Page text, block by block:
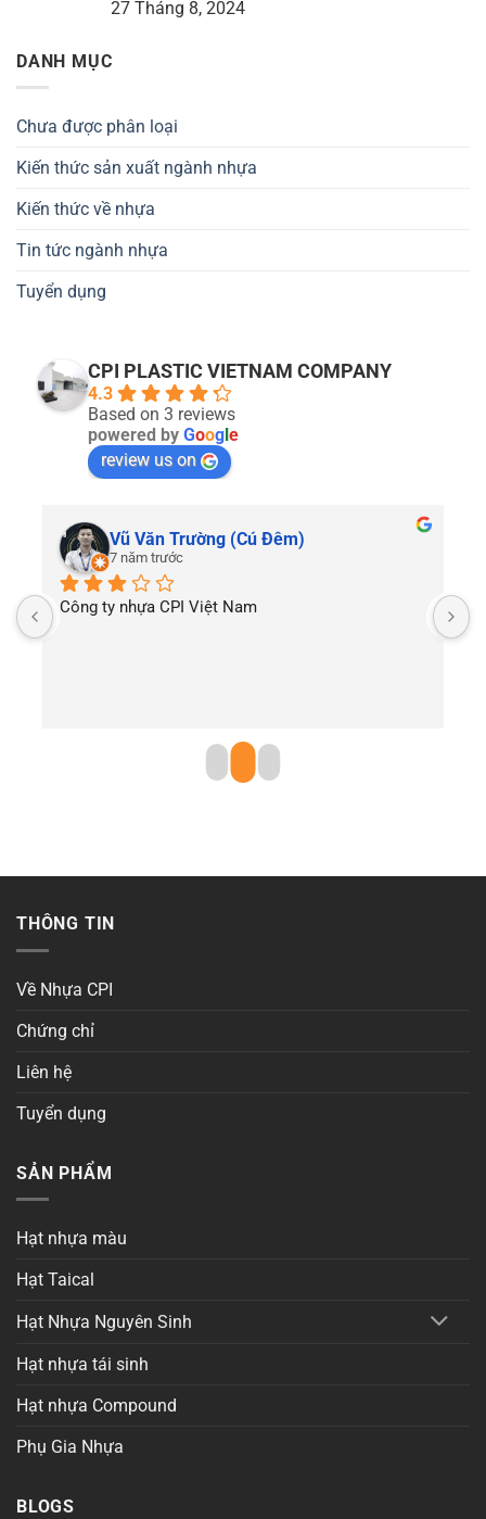
27 Tháng 8, 2024
DANH MỤC
Chưa được phân loại
Kiến thức sản xuất ngành nhựa
Kiến thức về nhựa
Tin tức ngành nhựa
Tuyển dụng
CPI PLASTIC VIETNAM COMPANY
4.3
Based on 3 reviews
powered by Goog e
review us on
Vũ Văn Trường (Cú Đêm)
7 năm trước
Công ty nhựa CPI Việt Nam
THÔNG TIN
Về Nhựa CPI
Chứng chỉ
Liên hệ
Tuyển dụng
SẢN PHẨM
Hạt nhựa màu
Hạt Taical
Hạt Nhựa Nguyên Sinh
Hạt nhựa tái sinh
Hạt nhựa Compound
Phụ Gia Nhựa
BLOGS